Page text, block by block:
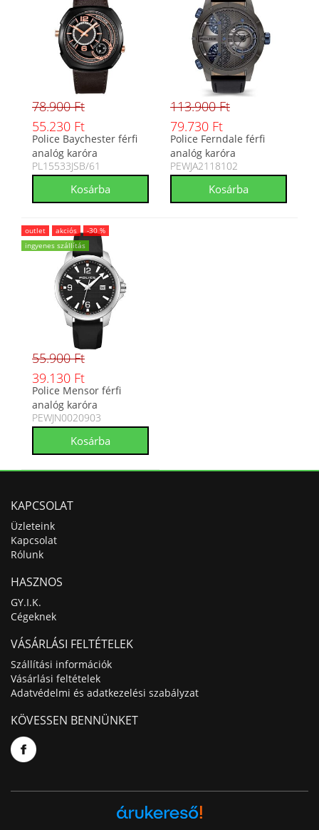
78.900 Ft
55.230 Ft
Police Baychester férfi
analóg karóra
PL15533JSB/61
PL15533JSB/61
113.900 Ft
79.730 Ft
Police Ferndale férfi
analóg karóra
PEWJA2118102
PEWJA2118102
outlet akciós
-30 %
ingyenes szállítás
55.900 Ft
39.130 Ft
Police Mensor férfi
analóg karóra
PEWJN0020903
PEWJN0020903
KAPCSOLAT
Üzleteink
Kapcsolat
Rólunk
HASZNOS
GY.I.K.
Cégeknek
VÁSÁRLÁSI FELTÉTELEK
Szállítási információk
Vásárlási feltételek
Adatvédelmi és adatkezelési szabályzat
KÖVESSEN BENNÜNKET